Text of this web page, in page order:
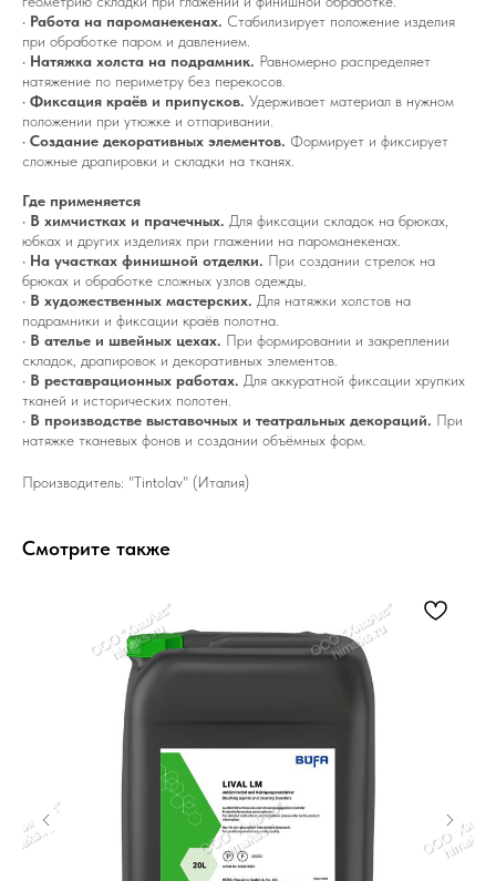
• Работа на пароманекенах. Стабилизирует положение изделия
при обработке паром и давлением.
• Натяжка холста на подрамник. Равномерно распределяет
натяжение по периметру без перекосов.
• Фиксация краёв и припусков. Удерживает материал в нужном
положении при утюжке и отпаривании.
• Создание декоративных элементов. Формирует и фиксирует
сложные драпировки и складки на тканях.
Где применяется
• В химчистках и прачечных. Для фиксации складок на брюках,
юбках и других изделиях при глажении на пароманекенах.
• На участках финишной отделки. При создании стрелок на
брюках и обработке сложных узлов одежды.
• В художественных мастерских. Для натяжки холстов на
подрамники и фиксации краёв полотна.
• В ателье и швейных цехах. При формировании и закреплении
складок, драпировок и декоративных элементов.
• В реставрационных работах. Для аккуратной фиксации хрупких
тканей и исторических полотен.
• В производстве выставочных и театральных декораций. При
натяжке тканевых фонов и создании объёмных форм.
Производитель: "Tintolav" (Италия)
Смотрите также